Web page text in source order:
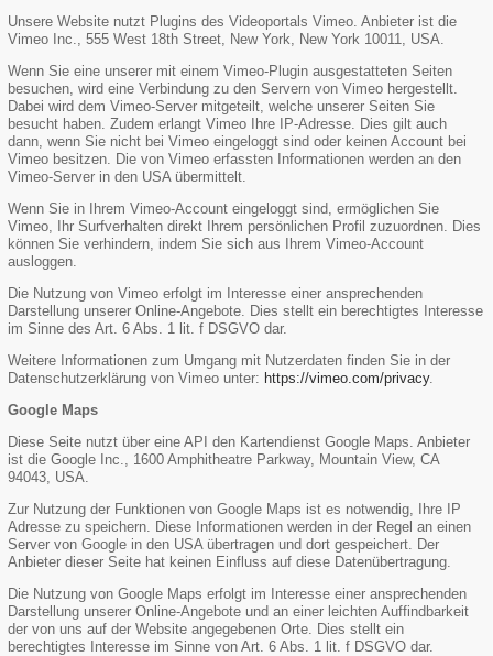
Unsere Website nutzt Plugins des Videoportals Vimeo. Anbieter ist die
Vimeo Inc., 555 West 18th Street, New York, New York 10011, USA.
Wenn Sie eine unserer mit einem Vimeo-Plugin ausgestatteten Seiten
besuchen, wird eine Verbindung zu den Servern von Vimeo hergestellt.
Dabei wird dem Vimeo-Server mitgeteilt, welche unserer Seiten Sie
besucht haben. Zudem erlangt Vimeo Ihre IP-Adresse. Dies gilt auch
dann, wenn Sie nicht bei Vimeo eingeloggt sind oder keinen Account bei
Vimeo besitzen. Die von Vimeo erfassten Informationen werden an den
Vimeo-Server in den USA übermittelt.
Wenn Sie in Ihrem Vimeo-Account eingeloggt sind, ermöglichen Sie
Vimeo, Ihr Surfverhalten direkt Ihrem persönlichen Profil zuzuordnen. Dies
können Sie verhindern, indem Sie sich aus Ihrem Vimeo-Account
ausloggen.
Die Nutzung von Vimeo erfolgt im Interesse einer ansprechenden
Darstellung unserer Online-Angebote. Dies stellt ein berechtigtes Interesse
im Sinne des Art. 6 Abs. 1 lit. f DSGVO dar.
Weitere Informationen zum Umgang mit Nutzerdaten finden Sie in der
Datenschutzerklärung von Vimeo unter: https://vimeo.com/privacy.
Google Maps
Diese Seite nutzt über eine API den Kartendienst Google Maps. Anbieter
ist die Google Inc., 1600 Amphitheatre Parkway, Mountain View, CA
94043, USA.
Zur Nutzung der Funktionen von Google Maps ist es notwendig, Ihre IP
Adresse zu speichern. Diese Informationen werden in der Regel an einen
Server von Google in den USA übertragen und dort gespeichert. Der
Anbieter dieser Seite hat keinen Einfluss auf diese Datenübertragung.
Die Nutzung von Google Maps erfolgt im Interesse einer ansprechenden
Darstellung unserer Online-Angebote und an einer leichten Auffindbarkeit
der von uns auf der Website angegebenen Orte. Dies stellt ein
berechtigtes Interesse im Sinne von Art. 6 Abs. 1 lit. f DSGVO dar.